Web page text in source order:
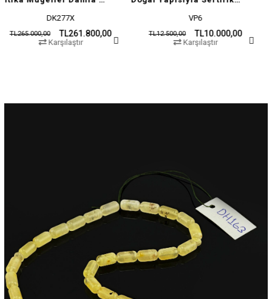
TL261.800,00
Karşılaştır
TL10.000,00
TL12.500,00
Karşılaştır